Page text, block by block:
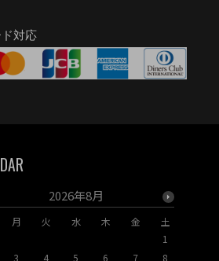
対応
2026年8月
月 火 水 木 金
土
1
3 4 5 6 7 8